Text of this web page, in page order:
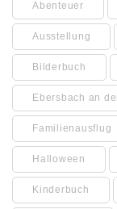
Abenteuer
Ausstellung
Bilderbuch
Ebersbach an
Familienausflug
Halloween
Kinderbuch